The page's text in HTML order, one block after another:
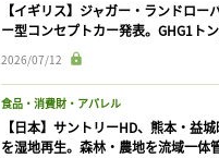
【イギリス】ジャガー・ランドロー
ー型コンセプトカー発表。GHG1ト
2026/07/12
食品・消費財・アパレル
【日本】サントリーHD、熊本・益
を湿地再生。森林・農地を流域一体